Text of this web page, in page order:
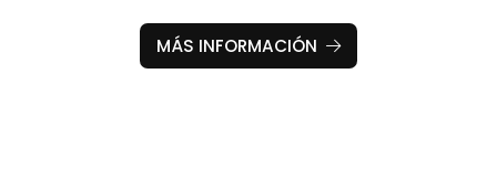
MÁS INFORMACIÓN